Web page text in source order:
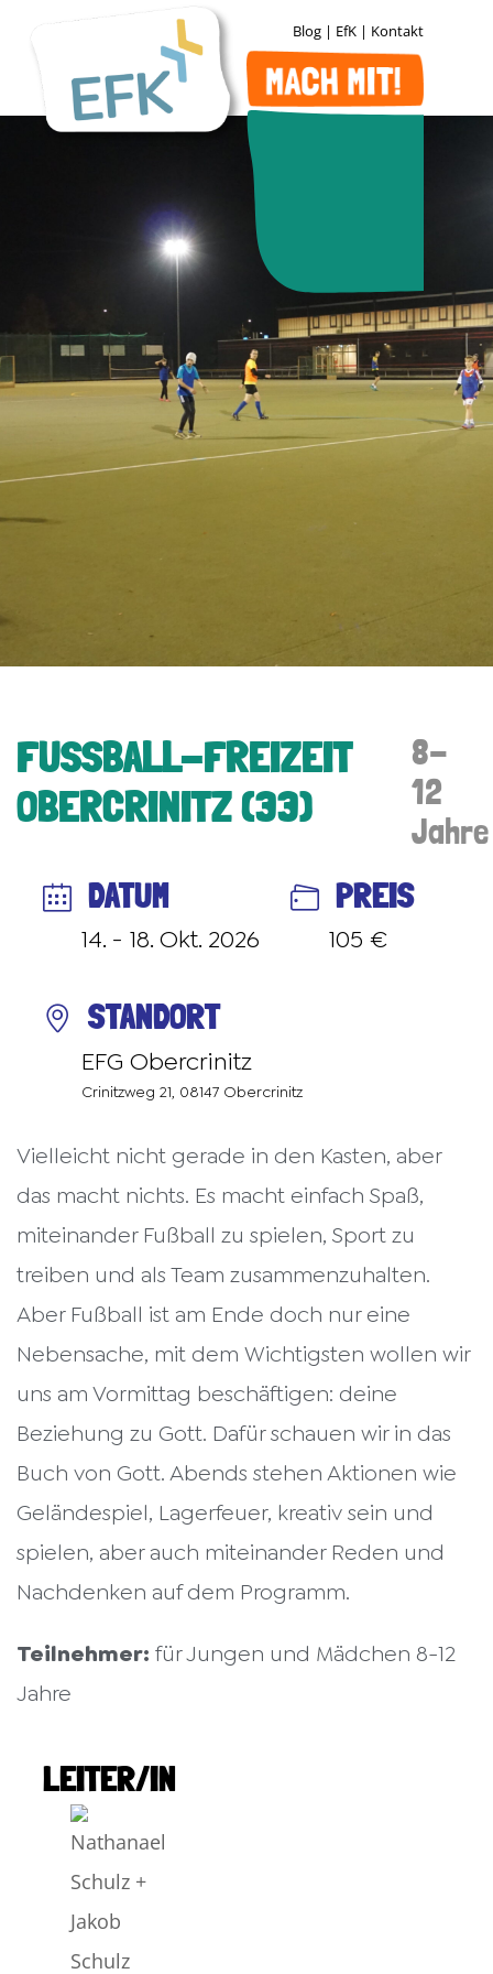
Blog | EfK | Kontakt
FUSSBALL-FREIZEIT O
BERCRINITZ (33)
8-
12
Jahre
DATUM
14. - 18. Okt. 2026
PREIS
105 €
STANDORT
EFG Obercrinitz
Crinitzweg 21, 08147 Obercrinitz
Vielleicht nicht gerade in den Kasten, aber
das macht nichts. Es macht einfach Spaß,
miteinander Fußball zu spielen, Sport zu
treiben und als Team zusammenzuhalten.
Aber Fußball ist am Ende doch nur eine
Nebensache, mit dem Wichtigsten wollen wir
uns am Vormittag beschäftigen: deine
Beziehung zu Gott. Dafür schauen wir in das
Buch von Gott. Abends stehen Aktionen wie
Geländespiel, Lagerfeuer, kreativ sein und
spielen, aber auch miteinander Reden und
Nachdenken auf dem Programm.
Teilnehmer: für Jungen und Mädchen 8-12
Jahre
LEITER/IN